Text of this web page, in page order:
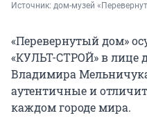
Источник: дом-музей
«Перевернутый дом»
«КУЛЬТ-СТРОЙ» в лице
Владимира
аутентичные и
каждом городе мира.